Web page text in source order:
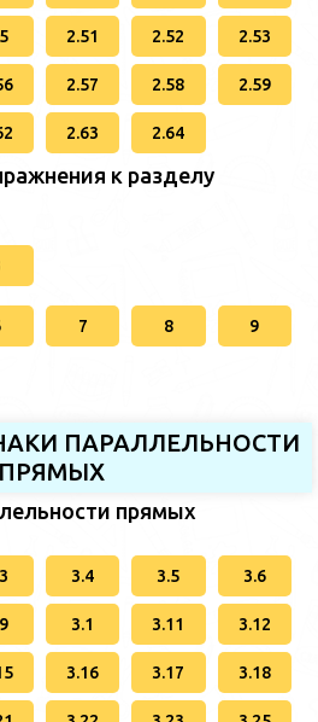
2.51 2.52 2.53
2.57 2.58 2.59
2.63 2.64
к разделу
7 8 9
ПАРАЛЛЕЛЬНОСТИ
ПРЯМЫХ
прямых
3.4 3.5 3.6
3.1 3.11 3.12
3.16 3.17 3.18